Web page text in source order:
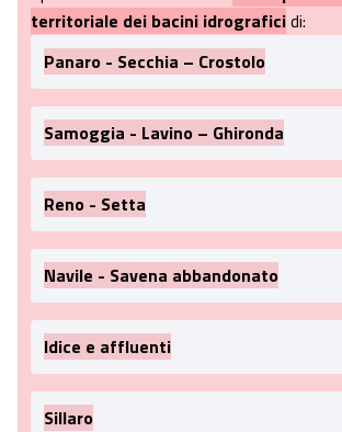
territoriale dei bacini idrograficidi:
Panaro - Secchia – Crostolo
Samoggia - Lavino – Ghironda
Reno - Setta
Navile - Savena abbandonato
Idice e affluenti
Sillaro